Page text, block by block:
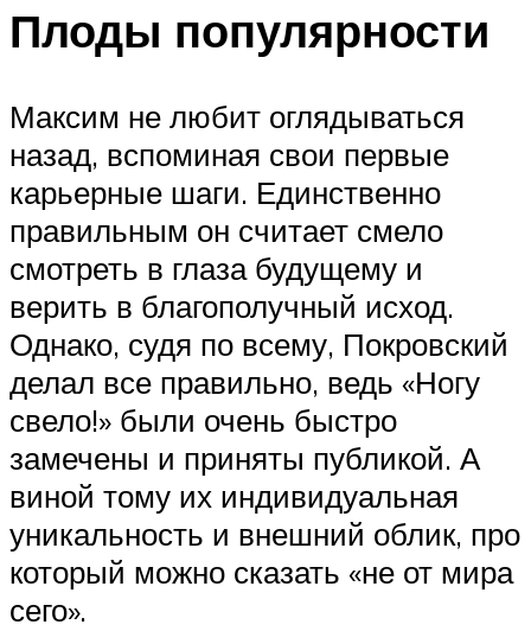
Плоды популярности
Максим не любит оглядываться
назад, вспоминая свои первые
карьерные шаги. Единственно
правильным он считает смело
смотреть в глаза будущему и
верить в благополучный исход.
Однако, судя по всему, Покровский
делал все правильно, ведь «Ногу
свело!» были очень быстро
замечены и приняты публикой. А
виной тому их индивидуальная
уникальность и внешний облик, про
который можно сказать «не от мира
сего».